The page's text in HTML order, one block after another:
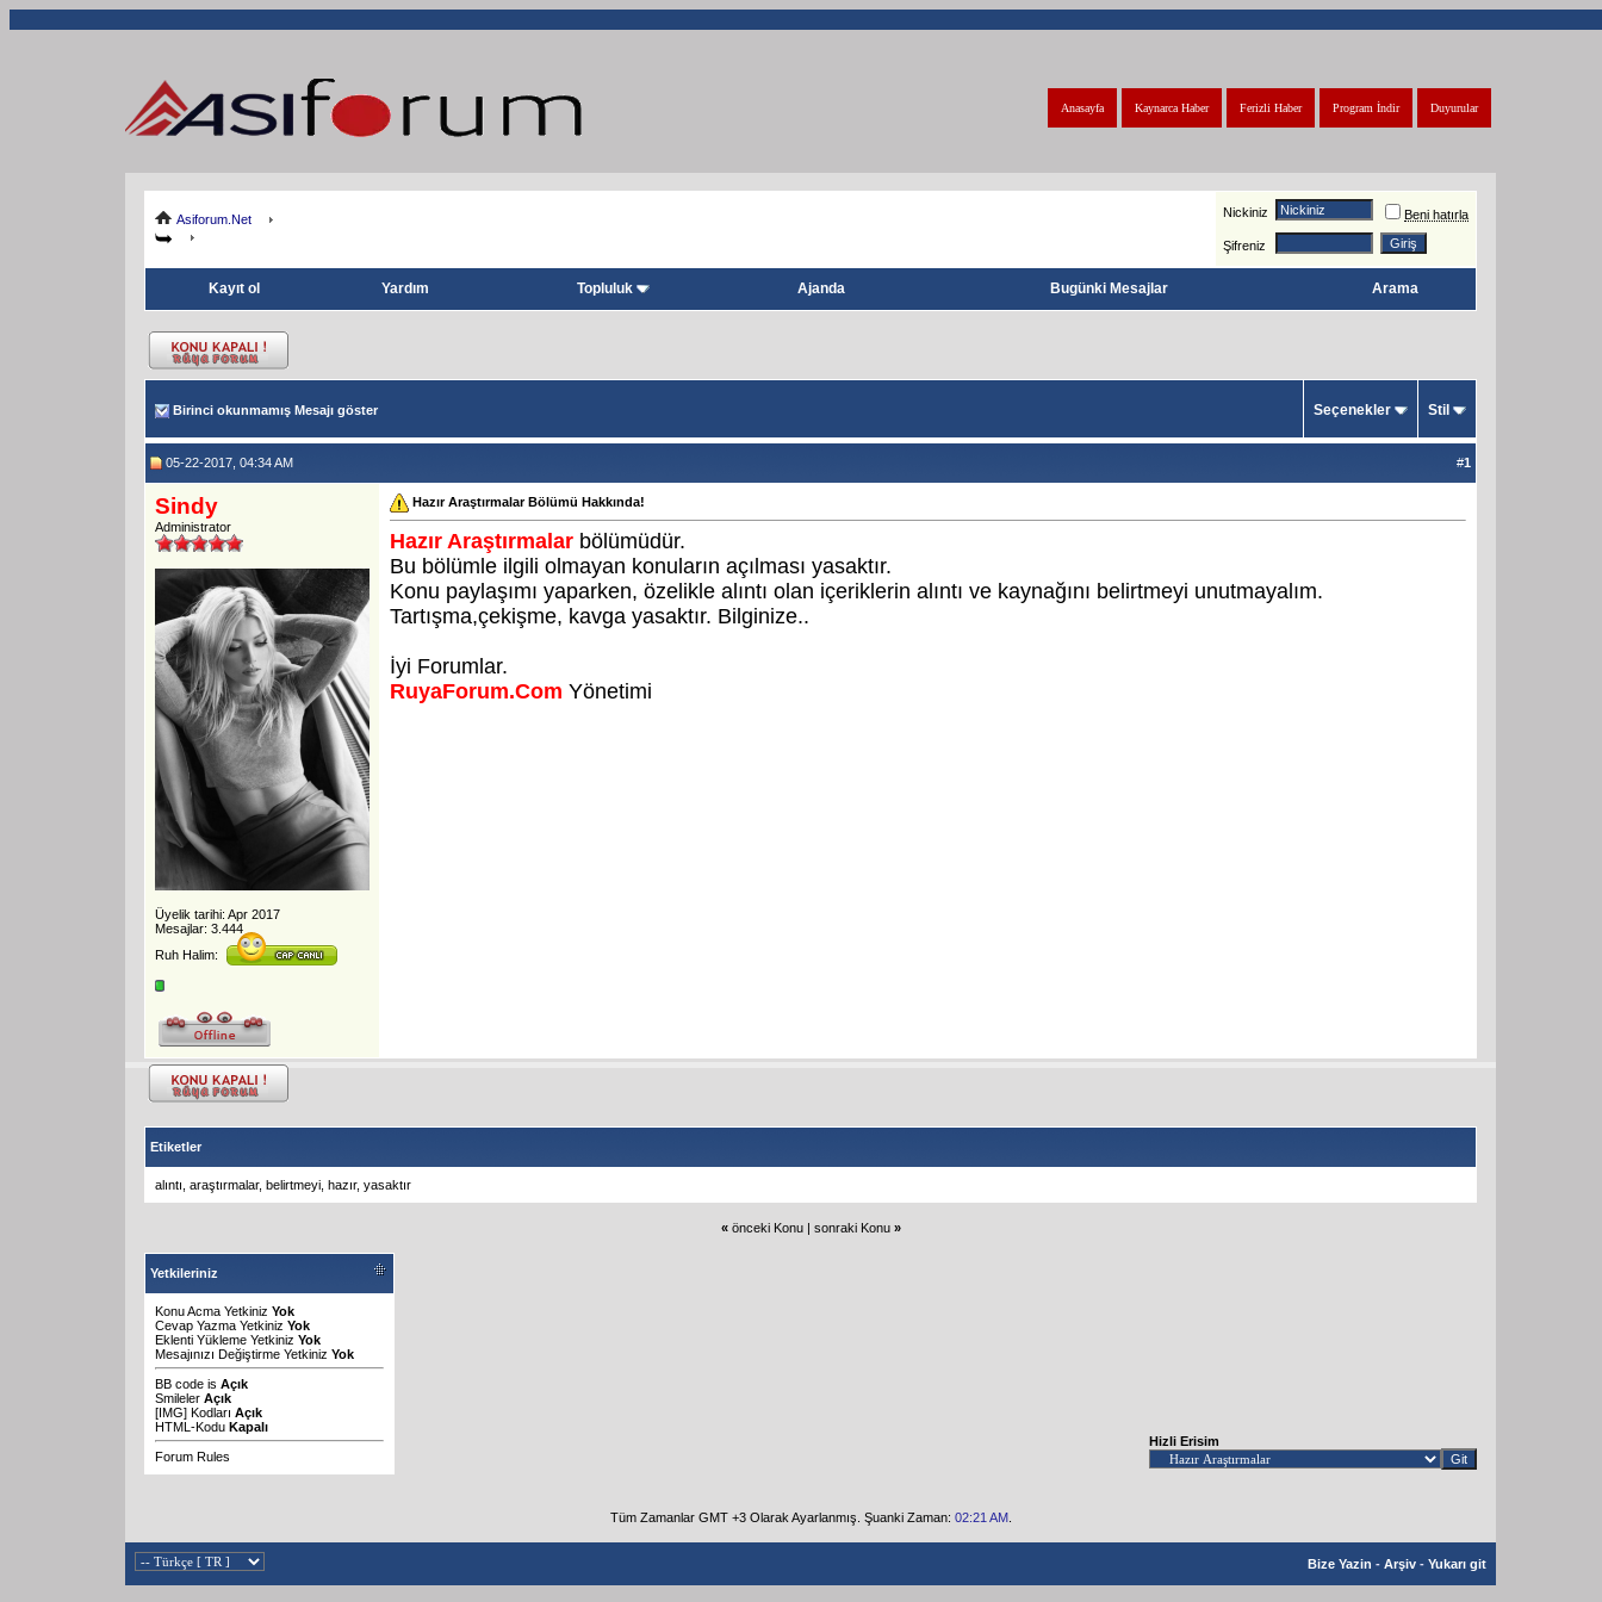
Duyurular
Program İndir
Ferizli Haber
Kaynarca Haber
Anasayfa
Asiforum.Net Nickiniz Beni hatırla
Şifreniz
Kayıt ol Yardım Topluluk Ajanda Bugünki Mesajlar Arama
Birinci okunmamış Mesajı göster Seçenekler Stil
05-22-2017, 04:34 AM #1
Sindy
Administrator
Üyelik tarihi: Apr 2017
Mesajlar: 3.444
Ruh Halim:
Hazır Araştırmalar Bölümü Hakkında!
Hazır Araştırmalar bölümüdür.
Bu bölümle ilgili olmayan konuların açılması yasaktır.
Konu paylaşımı yaparken, özelikle alıntı olan içeriklerin alıntı ve kaynağını belirtmeyi unutmayalım.
Tartışma,çekişme, kavga yasaktır. Bilginize..
İyi Forumlar.
RuyaForum.Com Yönetimi
Etiketler
alıntı araştırmalar, belirtmeyi hazır, yasaktır
« önceki Konu| sonraki Konu »
Yetkileriniz
Konu Acma Yetkiniz Yok
Cevap Yazma Yetkiniz Yok
Eklenti Yükleme Yetkiniz Yok
Mesajınızı Değiştirme Yetkiniz Yok
BB code is Açık
Smileler Açık
[IMG] Kodları Açık
HTML-Kodu Kapalı
Forum Rules
Hizli Erisim
Tüm Zamanlar GMT +3 Olarak Ayarlanmış. Şuanki Zaman: 02:21 AM.
Bize Yazin - Arşiv - Yukarı git